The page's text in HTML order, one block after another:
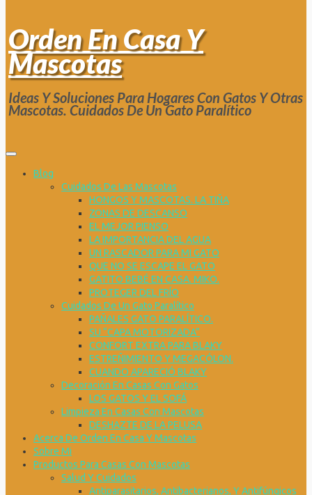
Orden En Casa Y
Mascotas
Ideas Y Soluciones Para Hogares Con Gatos Y Otras
Mascotas. Cuidados De Un Gato Paralítico
Blog
Cuidados De Las Mascotas
HONGOS Y MASCOTAS. LA TIÑA
ZONAS DE DESCANSO
EL MEJOR PIENSO
LA IMPORTANCIA DEL AGUA
UN RASCADOR PARA MI GATO
QUE NO SE ESCAPE EL GATO
GATITO BEBÉ EN CASA. MIKO.
PROTEGER DEL FRÍO
Cuidados De Un Gato Paralítico
PAÑALES GATO PARALÍTICO.
SU “CAPA MOTORIZADA”
CONFORT EXTRA PARA BLAKY
ESTREÑIMIENTO Y MEGACÓLON.
CUANDO APARECIÓ BLAKY
Decoración En Casas Con Gatos
LOS GATOS Y EL SOFÁ
Limpieza En Casas Con Mascotas
DESHAZTE DE LA PELUSA
Acerca De Orden En Casa Y Mascotas
Sobre Mi
Productos Para Casas Con Mascotas
Salud Y Cuidados
Antiparasitarios, Antibacterianos, Y Antifúngicos